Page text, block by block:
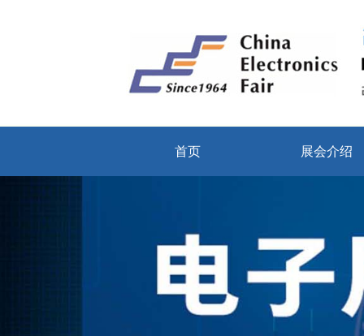
首页 展会介绍